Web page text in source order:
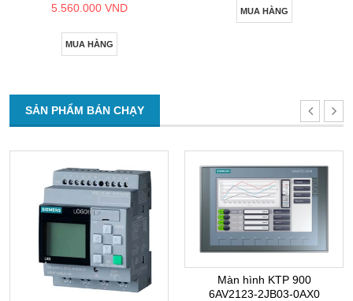
5.560.000 VND
MUA HÀNG
MUA HÀNG
SẢN PHẨM BÁN CHẠY
Màn hình KTP 900
6AV2123-2JB03-0AX0